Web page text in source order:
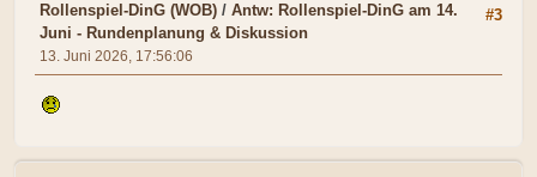
#3
Rollenspiel-DinG (WOB) / Antw: Rollenspiel-DinG am 14.
Juni - Rundenplanung & Diskussion
13. Juni 2026, 17:56:06